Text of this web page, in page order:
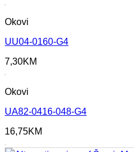
Okovi
UU04-0160-G4
7,30KM
Okovi
UA82-0416-048-G4
16,75KM